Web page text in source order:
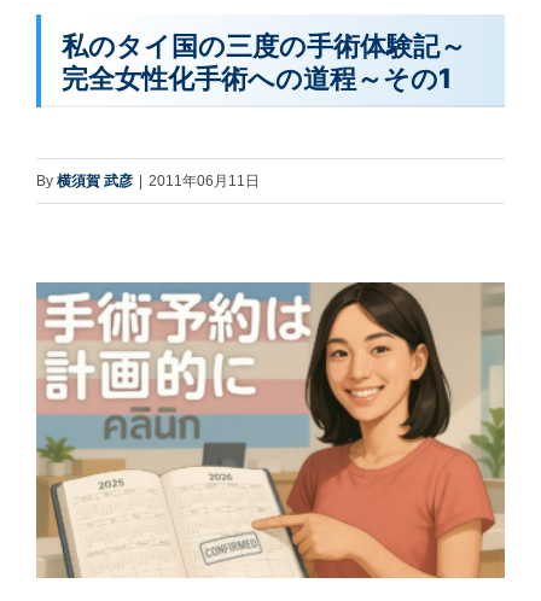
私のタイ国の三度の手術体験記～
完全女性化手術への道程～その1
By 横須賀 武彦 2011年06月11日